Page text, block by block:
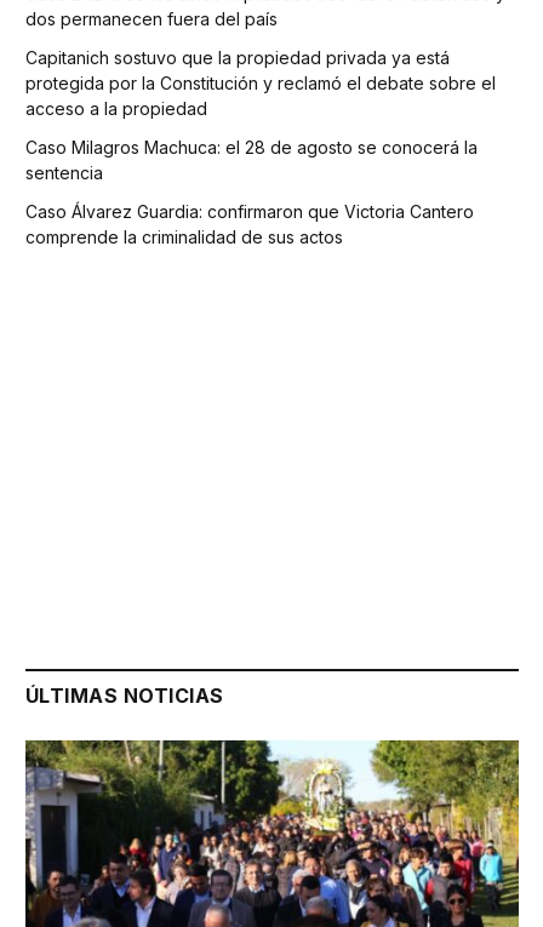
dos permanecen fuera del país
Capitanich sostuvo que la propiedad privada ya está
protegida por la Constitución y reclamó el debate sobre el
acceso a la propiedad
Caso Milagros Machuca: el 28 de agosto se conocerá la
sentencia
Caso Álvarez Guardia: confirmaron que Victoria Cantero
comprende la criminalidad de sus actos
ÚLTIMAS NOTICIAS